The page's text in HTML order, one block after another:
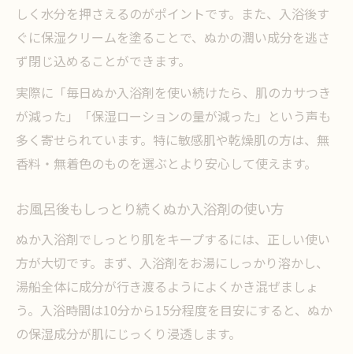
しく水分を押さえるのがポイントです。また、入浴後す
ぐに保湿クリームを塗ることで、ぬかの潤い成分を逃さ
ず閉じ込めることができます。
実際に「毎日ぬか入浴剤を使い続けたら、肌のカサつき
が減った」「保湿ローションの量が減った」という声も
多く寄せられています。特に敏感肌や乾燥肌の方は、無
香料・無着色のものを選ぶとより安心して使えます。
お風呂後もしっとり続くぬか入浴剤の使い方
ぬか入浴剤でしっとり肌をキープするには、正しい使い
方が大切です。まず、入浴剤をお湯にしっかり溶かし、
湯船全体に成分が行き渡るようによくかき混ぜましょ
う。入浴時間は10分から15分程度を目安にすると、ぬか
の保湿成分が肌にじっくり浸透します。